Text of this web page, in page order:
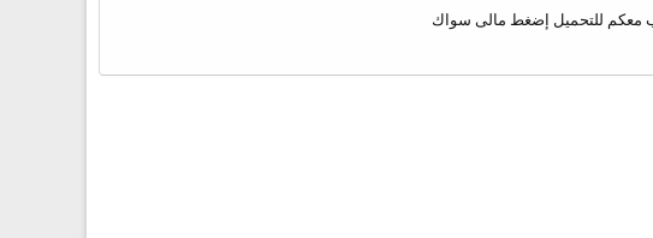
معكم للتحميل إضغط مالى سواك